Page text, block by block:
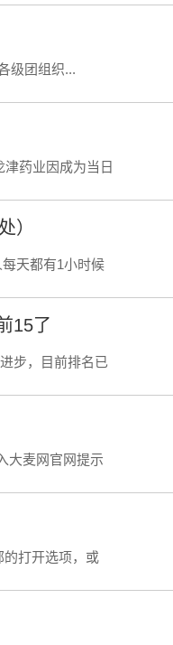
级团组织...
药业因成为当日
）
天都有1小时候
15了
步，目前排名已
大麦网官网提示
的打开选项，或